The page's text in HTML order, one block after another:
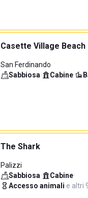
Casette Village Beach
San Ferdinando
Sabbiosa· Cabine·
The Shark
Palizzi
Sabbiosa· Cabine·
Accesso animali·e altri